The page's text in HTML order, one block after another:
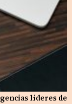
líderes de